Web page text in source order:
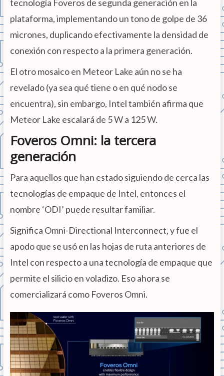
tecnología Foveros de segunda generación en la
plataforma, implementando un tono de golpe de 36
micrones, duplicando efectivamente la densidad de
conexión con respecto a la primera generación.
El otro mosaico en Meteor Lake aún no se ha
revelado (ya sea qué tiene o en qué nodo se
encuentra), sin embargo, Intel también afirma que
Meteor Lake escalará de 5 W a 125 W.
Foveros Omni: la tercera
generación
Para aquellos que han estado siguiendo de cerca las
tecnologías de empaque de Intel, entonces el
nombre ‘ODI’ puede resultar familiar.
Significa Omni-Directional Interconnect, y fue el
apodo que se usó en las hojas de ruta anteriores de
Intel con respecto a una tecnología de empaque que
permite el silicio en voladizo. Eso ahora se
comercializará como Foveros Omni.